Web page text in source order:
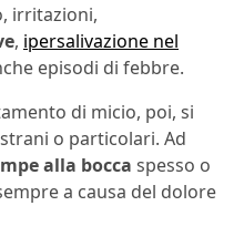
irritazioni,
, ipersalivazione nel
episodi di febbre.
di micio, poi, si
o particolari. Ad
alla bocca spesso o
a causa del dolore